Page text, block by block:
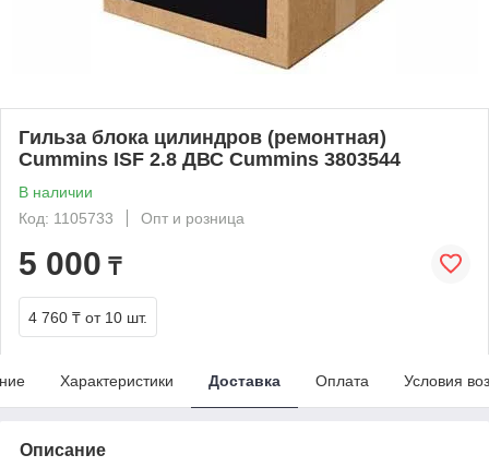
Гильза блока цилиндров (ремонтная)
Cummins ISF 2.8 ДВС Cummins 3803544
В наличии
Код: 1105733
Опт и розница
5 000 ₸
4 760 ₸ от 10 шт.
Характеристики Доставка Оплата Условия
Описание